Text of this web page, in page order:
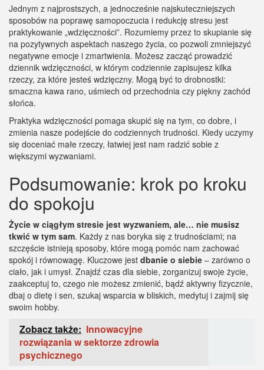
Jednym z najprostszych, a jednocześnie najskuteczniejszych
sposobów na poprawę samopoczucia i redukcję stresu jest
praktykowanie „wdzięczności”. Rozumiemy przez to skupianie się
na pozytywnych aspektach naszego życia, co pozwoli zmniejszyć
negatywne emocje i zmartwienia. Możesz zacząć prowadzić
dziennik wdzięczności, w którym codziennie zapisujesz kilka
rzeczy, za które jesteś wdzięczny. Mogą być to drobnostki:
smaczna kawa rano, uśmiech od przechodnia czy piękny zachód
słońca.
Praktyka wdzięczności pomaga skupić się na tym, co dobre, i
zmienia nasze podejście do codziennych trudności. Kiedy uczymy
się doceniać małe rzeczy, łatwiej jest nam radzić sobie z
większymi wyzwaniami.
Podsumowanie: krok po kroku
do spokoju
Życie w ciągłym stresie jest wyzwaniem, ale… nie musisz
tkwić w tym sam. Każdy z nas boryka się z trudnościami; na
szczęście istnieją sposoby, które mogą pomóc nam zachować
spokój i równowagę. Kluczowe jest dbanie o siebie – zarówno o
ciało, jak i umysł. Znajdź czas dla siebie, zorganizuj swoje życie,
zaakceptuj to, czego nie możesz zmienić, bądź aktywny fizycznie,
dbaj o dietę i sen, szukaj wsparcia w bliskich, medytuj i zajmij się
swoim hobby.
Zobacz także: Innowacyjne
rozwiązania w sektorze zdrowia
psychicznego